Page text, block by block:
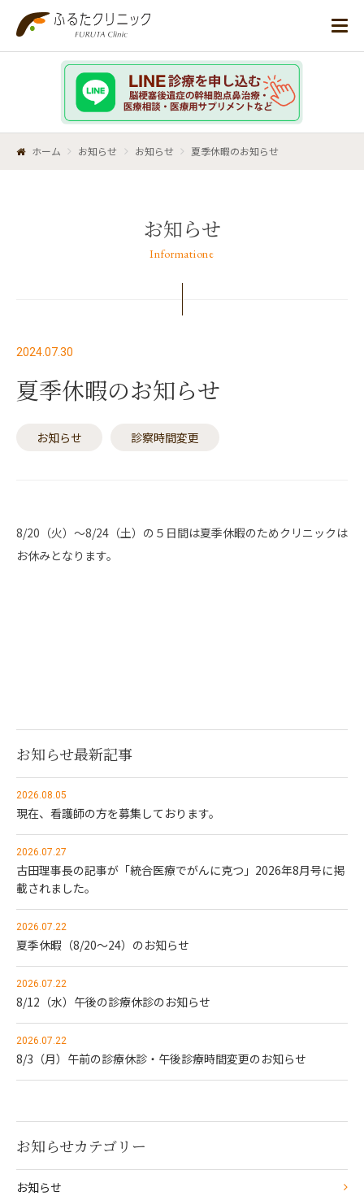
ホーム お知らせ お知らせ 夏季休暇のお知らせ
お知らせ
Informatione
2024.07.30
夏季休暇のお知らせ
お知らせ 診察時間変更
8/20（火）～8/24（土）の５日間は夏季休暇のためクリニックは
お休みとなります。
お知らせ最新記事
2026.08.05
現在、看護師の方を募集しております。
2026.07.27
古田理事長の記事が「統合医療でがんに克つ」2026年8月号に掲
載されました。
2026.07.22
夏季休暇（8/20～24）のお知らせ
2026.07.22
8/12（水）午後の診療休診のお知らせ
2026.07.22
8/3（月）午前の診療休診・午後診療時間変更のお知らせ
お知らせカテゴリー
お知らせ